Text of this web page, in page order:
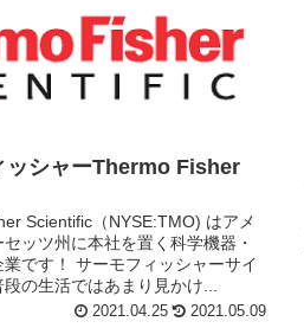
ッシャーThermo Fisher
Scientific（NYSE:TMO) はアメ
ッツ州に本社を置く科学機器・
です！ サーモフィッシャーサイ
の生活ではあまり見かけ...
2021.04.25 2021.05.09